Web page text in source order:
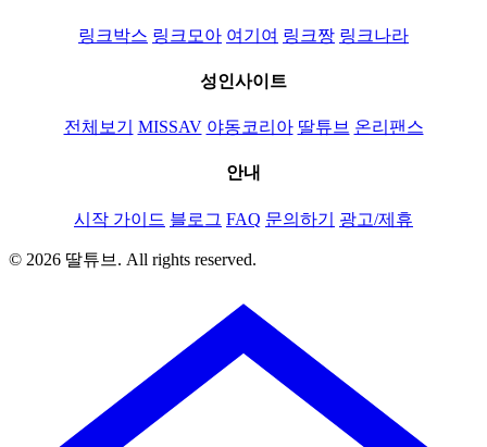
링크박스 링크모아 여기여 링크짱 링크나라
성인사이트
전체보기 MISSAV 야동코리아 딸튜브 온리팬스
안내
시작 가이드 블로그 FAQ 문의하기 광고/제휴
© 2026 딸튜브. All rights reserved.